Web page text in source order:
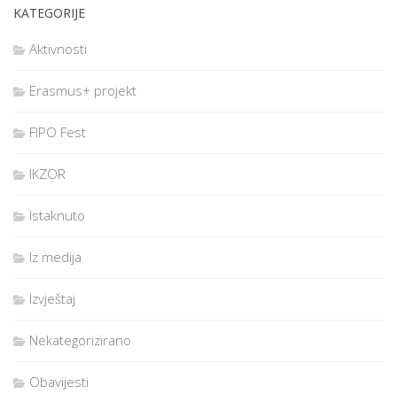
KATEGORIJE
Aktivnosti
Erasmus+ projekt
FIPO Fest
IKZOR
Istaknuto
Iz medija
Izvještaj
Nekategorizirano
Obavijesti